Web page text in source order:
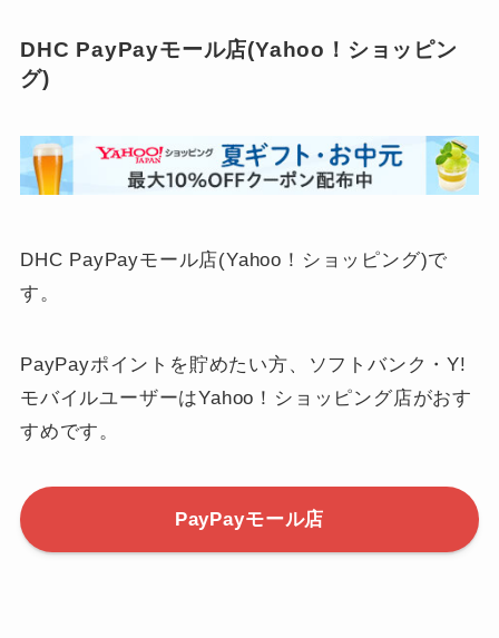
DHC PayPayモール店(Yahoo！ショッピン
グ)
DHC PayPayモール店(Yahoo！ショッピング)で
す。
PayPayポイントを貯めたい方、ソフトバンク・Y!
モバイルユーザーはYahoo！ショッピング店がおす
すめです。
PayPayモール店